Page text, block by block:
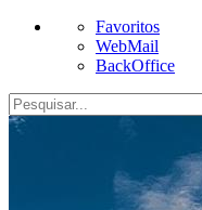
Favoritos
WebMail
BackOffice